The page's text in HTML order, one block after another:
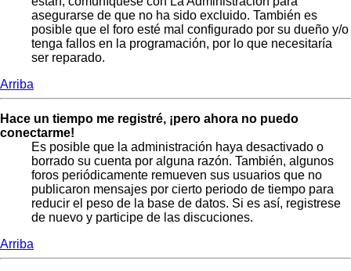
asegurarse de que no ha sido excluido. También es
posible que el foro esté mal configurado por su dueño y/o
tenga fallos en la programación, por lo que necesitaría
ser reparado.
Arriba
Hace un tiempo me registré, ¡pero ahora no puedo
conectarme!
Es posible que la administración haya desactivado o
borrado su cuenta por alguna razón. También, algunos
foros periódicamente remueven sus usuarios que no
publicaron mensajes por cierto periodo de tiempo para
reducir el peso de la base de datos. Si es así, registrese
de nuevo y participe de las discuciones.
Arriba